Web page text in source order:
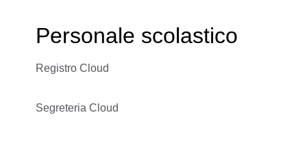
Personale scolastico
Registro Cloud
Segreteria Cloud